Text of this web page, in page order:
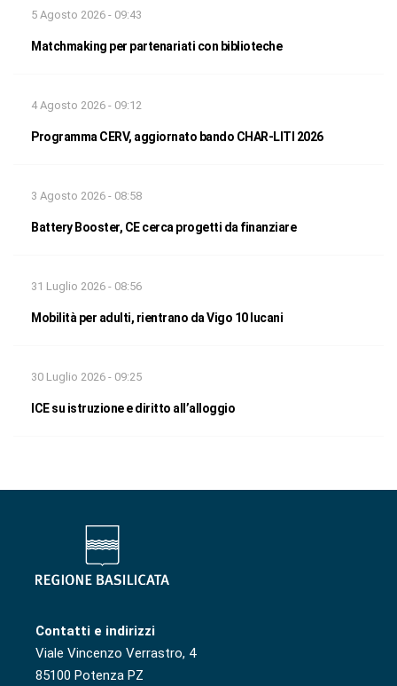
5 Agosto 2026 - 09:43
Matchmaking per partenariati con biblioteche
4 Agosto 2026 - 09:12
Programma CERV, aggiornato bando CHAR-LITI 2026
3 Agosto 2026 - 08:58
Battery Booster, CE cerca progetti da finanziare
31 Luglio 2026 - 08:56
Mobilità per adulti, rientrano da Vigo 10 lucani
30 Luglio 2026 - 09:25
ICE su istruzione e diritto all’alloggio
Contatti e indirizzi
Viale Vincenzo Verrastro, 4
85100 Potenza PZ